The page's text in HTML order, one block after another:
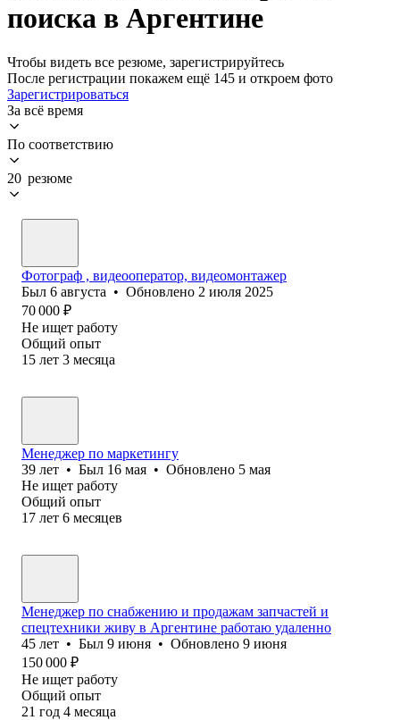
поиска в Аргентине
Чтобы видеть все резюме, зарегистрируйтесь
После регистрации покажем ещё 145 и откроем фото
Зарегистрироваться
За всё время
По соответствию
20 резюме
Фотограф , видеооператор, видеомонтажер
Был 6 августа • Обновлено 2 июля 2025
70 000 ₽
Не ищет работу
Общий опыт
15 лет 3 месяца
Менеджер по маркетингу
39 лет • Был 16 мая • Обновлено 5 мая
Не ищет работу
Общий опыт
17 лет 6 месяцев
Менеджер по снабжению и продажам запчастей и
спецтехники живу в Аргентине работаю удаленно
45 лет • Был 9 июня • Обновлено 9 июня
150 000 ₽
Не ищет работу
Общий опыт
21 год 4 месяца